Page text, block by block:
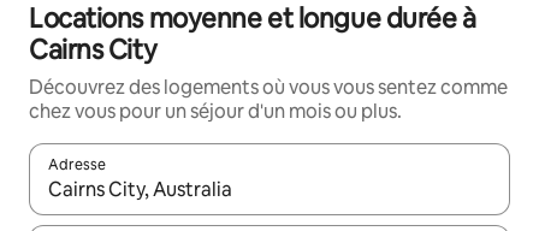
Locations moyenne et longue durée à
Cairns City
Découvrez des logements où vous vous sentez comme
chez vous pour un séjour d'un mois ou plus.
Adresse
Lorsque les résultats s'affichent, utilisez les flèches vers le